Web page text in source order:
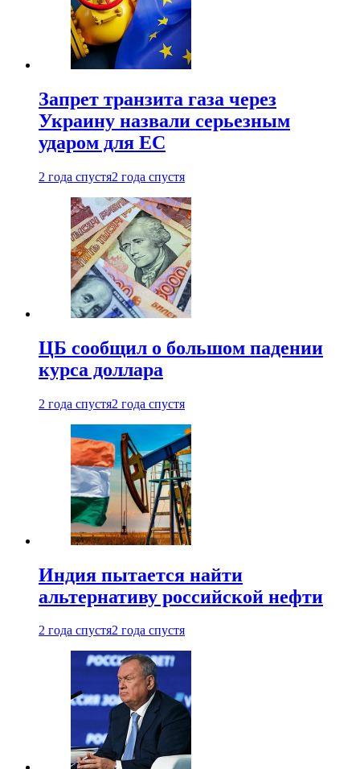
Запрет транзита газа через
Украину назвали серьезным
ударом для ЕС
2 года спустя2 года спустя
ЦБ сообщил о большом падении
курса доллара
2 года спустя2 года спустя
Индия пытается найти
альтернативу российской нефти
2 года спустя2 года спустя